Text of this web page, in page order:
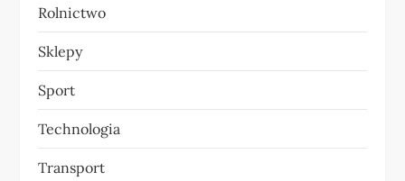
Rolnictwo
Sklepy
Sport
Technologia
Transport